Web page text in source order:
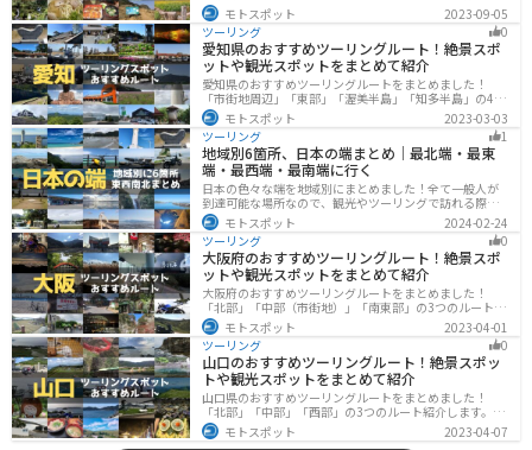
「宮崎都」「鹿児島県」の各県の観光地紹介します。自
然豊かな山々や湖、温泉地が点在し、四季折々の景色を
楽しめるスポットが多数あります。バイクで九州にツー
リングに行く際は参考にしてください。
モトスポット
2023-09-05
ツーリング
0
愛知県のおすすめツーリングルート！絶景スポ
ットや観光スポットをまとめて紹介
愛知県のおすすめツーリングルートをまとめました！
「市街地周辺」「東部」「渥美半島」「知多半島」の4つ
のルート紹介します。名古屋周辺の栄えたスポットから
山、海、美術館なども多数あり、自然・歴史・文化を満
喫するツーリングができます。バイクで愛知県にツーリ
ングに行く際は参考にしてください。
モトスポット
2023-03-03
ツーリング
1
地域別6箇所、日本の端まとめ｜最北端・最東
端・最西端・最南端に行く
日本の色々な端を地域別にまとめました！全て一般人が
到達可能な場所なので、観光やツーリングで訪れる際の
参考にしてください。
モトスポット
2024-02-24
ツーリング
0
大阪府のおすすめツーリングルート！絶景スポ
ットや観光スポットをまとめて紹介
大阪府のおすすめツーリングルートをまとめました！
「北部」「中部（市街地）」「南東部」の3つのルート紹
介します。歴史と近代が融合した魅力的なエリアで様々
な楽しみ方ができます。バイクで大阪府にツーリングに
行く際は参考にしてください。
モトスポット
2023-04-01
ツーリング
0
山口のおすすめツーリングルート！絶景スポッ
トや観光スポットをまとめて紹介
山口県のおすすめツーリングルートをまとめました！
「北部」「中部」「西部」の3つのルート紹介します。美
しい海岸線や山々を楽しむことができます。バイクで山
口県にツーリングに行く際は参考にしてください。
モトスポット 2023-04-07